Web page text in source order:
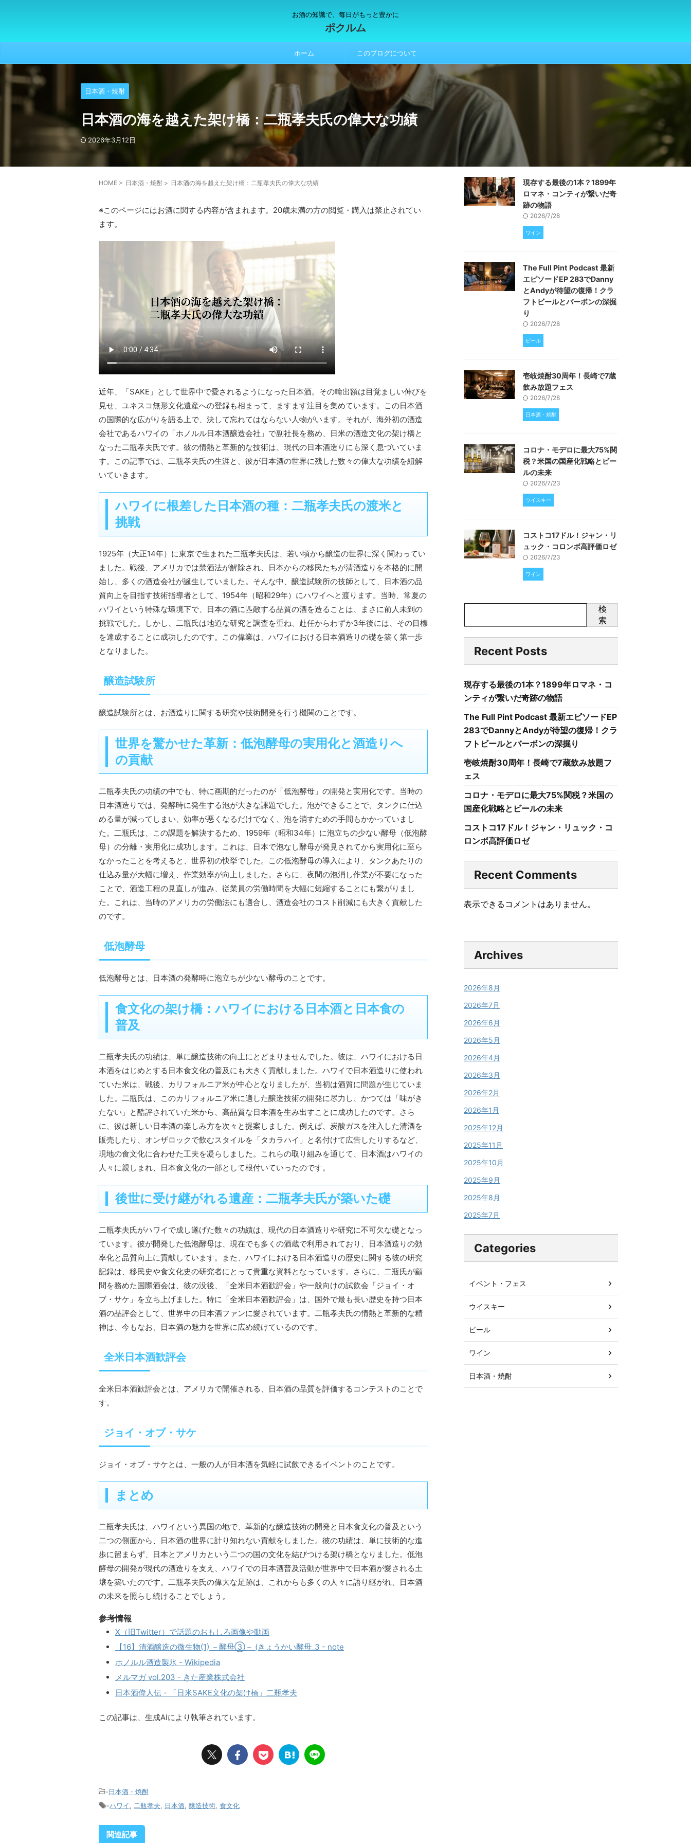
お酒の知識で、毎日がもっと豊かに
ポクルム
ホーム このブログについて
日本酒・焼酎
日本酒の海を越えた架け橋：二瓶孝夫氏の偉大な功績
2026年3月12日
HOME > 日本酒・焼酎 > 日本酒の海を越えた架け橋：二瓶孝夫氏の偉大な功績
※このページにはお酒に関する内容が含まれます。20歳未満の方の閲覧・購入は禁止されてい
ます。
近年、「SAKE」として世界中で愛されるようになった日本酒。その輸出額は目覚ましい伸びを
見せ、ユネスコ無形文化遺産への登録も相まって、ますます注目を集めています。この日本酒
の国際的な広がりを語る上で、決して忘れてはならない人物がいます。それが、海外初の酒造
会社であるハワイの「ホノルル日本酒醸造会社」で副社長を務め、日米の酒造文化の架け橋と
なった二瓶孝夫氏です。彼の情熱と革新的な技術は、現代の日本酒造りにも深く息づいていま
す。この記事では、二瓶孝夫氏の生涯と、彼が日本酒の世界に残した数々の偉大な功績を紐解
いていきます。
ハワイに根差した日本酒の種：二瓶孝夫氏の渡米と
挑戦
1925年（大正14年）に東京で生まれた二瓶孝夫氏は、若い頃から醸造の世界に深く関わってい
ました。戦後、アメリカでは禁酒法が解除され、日本からの移民たちが清酒造りを本格的に開
始し、多くの酒造会社が誕生していました。そんな中、醸造試験所の技師として、日本酒の品
質向上を目指す技術指導者として、1954年（昭和29年）にハワイへと渡ります。当時、常夏の
ハワイという特殊な環境下で、日本の酒に匹敵する品質の酒を造ることは、まさに前人未到の
挑戦でした。しかし、二瓶氏は地道な研究と調査を重ね、赴任からわずか3年後には、その目標
を達成することに成功したのです。この偉業は、ハワイにおける日本酒造りの礎を築く第一歩
となりました。
醸造試験所
醸造試験所とは、お酒造りに関する研究や技術開発を行う機関のことです。
世界を驚かせた革新：低泡酵母の実用化と酒造りへ
の貢献
二瓶孝夫氏の功績の中でも、特に画期的だったのが「低泡酵母」の開発と実用化です。当時の
日本酒造りでは、発酵時に発生する泡が大きな課題でした。泡ができることで、タンクに仕込
める量が減ってしまい、効率が悪くなるだけでなく、泡を消すための手間もかかっていまし
た。二瓶氏は、この課題を解決するため、1959年（昭和34年）に泡立ちの少ない酵母（低泡酵
母）の分離・実用化に成功します。これは、日本で泡なし酵母が発見されてから実用化に至ら
なかったことを考えると、世界初の快挙でした。この低泡酵母の導入により、タンクあたりの
仕込み量が大幅に増え、作業効率が向上しました。さらに、夜間の泡消し作業が不要になった
ことで、酒造工程の見直しが進み、従業員の労働時間を大幅に短縮することにも繋がりまし
た。これは、当時のアメリカの労働法にも適合し、酒造会社のコスト削減にも大きく貢献した
のです。
低泡酵母
低泡酵母とは、日本酒の発酵時に泡立ちが少ない酵母のことです。
食文化の架け橋：ハワイにおける日本酒と日本食の
普及
二瓶孝夫氏の功績は、単に醸造技術の向上にとどまりませんでした。彼は、ハワイにおける日
本酒をはじめとする日本食文化の普及にも大きく貢献しました。ハワイで日本酒造りに使われ
ていた米は、戦後、カリフォルニア米が中心となりましたが、当初は酒質に問題が生じていま
した。二瓶氏は、このカリフォルニア米に適した醸造技術の開発に尽力し、かつては「味がき
たない」と酷評されていた米から、高品質な日本酒を生み出すことに成功したのです。さら
に、彼は新しい日本酒の楽しみ方を次々と提案しました。例えば、炭酸ガスを注入した清酒を
販売したり、オンザロックで飲むスタイルを「タカラハイ」と名付けて広告したりするなど、
現地の食文化に合わせた工夫を凝らしました。これらの取り組みを通じて、日本酒はハワイの
人々に親しまれ、日本食文化の一部として根付いていったのです。
後世に受け継がれる遺産：二瓶孝夫氏が築いた礎
二瓶孝夫氏がハワイで成し遂げた数々の功績は、現代の日本酒造りや研究に不可欠な礎となっ
ています。彼が開発した低泡酵母は、現在でも多くの酒蔵で利用されており、日本酒造りの効
率化と品質向上に貢献しています。また、ハワイにおける日本酒造りの歴史に関する彼の研究
記録は、移民史や食文化史の研究者にとって貴重な資料となっています。さらに、二瓶氏が顧
問を務めた国際酒会は、彼の没後、「全米日本酒歓評会」や一般向けの試飲会「ジョイ・オ
ブ・サケ」を立ち上げました。特に「全米日本酒歓評会」は、国外で最も長い歴史を持つ日本
酒の品評会として、世界中の日本酒ファンに愛されています。二瓶孝夫氏の情熱と革新的な精
神は、今もなお、日本酒の魅力を世界に広め続けているのです。
全米日本酒歓評会
全米日本酒歓評会とは、アメリカで開催される、日本酒の品質を評価するコンテストのことで
す。
ジョイ・オブ・サケ
ジョイ・オブ・サケとは、一般の人が日本酒を気軽に試飲できるイベントのことです。
まとめ
二瓶孝夫氏は、ハワイという異国の地で、革新的な醸造技術の開発と日本食文化の普及という
二つの側面から、日本酒の世界に計り知れない貢献をしました。彼の功績は、単に技術的な進
歩に留まらず、日本とアメリカという二つの国の文化を結びつける架け橋となりました。低泡
酵母の開発が現代の酒造りを支え、ハワイでの日本酒普及活動が世界中で日本酒が愛される土
壌を築いたのです。二瓶孝夫氏の偉大な足跡は、これからも多くの人々に語り継がれ、日本酒
の未来を照らし続けることでしょう。
参考情報
X（旧Twitter）で話題のおもしろ画像や動画
【16】清酒醸造の微生物(1) －酵母③－ (きょうかい酵母_3 - note
ホノルル酒造製氷 - Wikipedia
メルマガ vol.203 - きた産業株式会社
日本酒偉人伝 - 「日米SAKE文化の架け橋」二瓶孝夫
この記事は、生成AIにより執筆されています。
-日本酒・焼酎
-ハワイ 二瓶孝夫 日本酒 醸造技術 食文化
関連記事
現存する最後の1本？1899年
ロマネ・コンティが繋いだ奇
跡の物語
2026/7/28
ワイン
The Full Pint Podcast 最新
エピソードEP 283でDanny
とAndyが待望の復帰！クラ
フトビールとバーボンの深掘
り
2026/7/28
ビール
壱岐焼酎30周年！長崎で7蔵
飲み放題フェス
2026/7/28
日本酒・焼酎
コロナ・モデロに最大75%関
税？米国の国産化戦略とビー
ルの未来
2026/7/23
ウイスキー
コストコ17ドル！ジャン・リ
ュック・コロンボ高評価ロゼ
2026/7/23
ワイン
検
索
Recent Posts
現存する最後の1本？1899年ロマネ・コ
ンティが繋いだ奇跡の物語
The Full Pint Podcast 最新エピソードEP
283でDannyとAndyが待望の復帰！クラ
フトビールとバーボンの深掘り
壱岐焼酎30周年！長崎で7蔵飲み放題フ
ェス
コロナ・モデロに最大75%関税？米国の
国産化戦略とビールの未来
コストコ17ドル！ジャン・リュック・コ
ロンボ高評価ロゼ
Recent Comments
表示できるコメントはありません。
Archives
2026年8月
2026年7月
2026年6月
2026年5月
2026年4月
2026年3月
2026年2月
2026年1月
2025年12月
2025年11月
2025年10月
2025年9月
2025年8月
2025年7月
Categories
イベント・フェス
ウイスキー
ビール
ワイン
日本酒・焼酎